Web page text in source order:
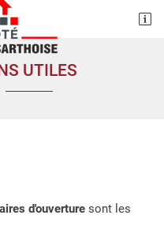

UTILES
d'ouverture sont les